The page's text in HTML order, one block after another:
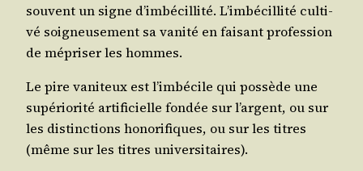
sou­vent un signe d’im­bé­cil­li­té. L’im­bé­cil­li­té culti­
vé soi­gneu­se­ment sa vani­té en fai­sant pro­fes­sion
de mépri­ser les hommes.
Le pire vani­teux est l’im­bé­cile qui pos­sède une
supé­rio­ri­té arti­fi­cielle fon­dée sur l’argent, ou sur
les dis­tinc­tions hono­ri­fiques, ou sur les titres
(même sur les titres universitaires).